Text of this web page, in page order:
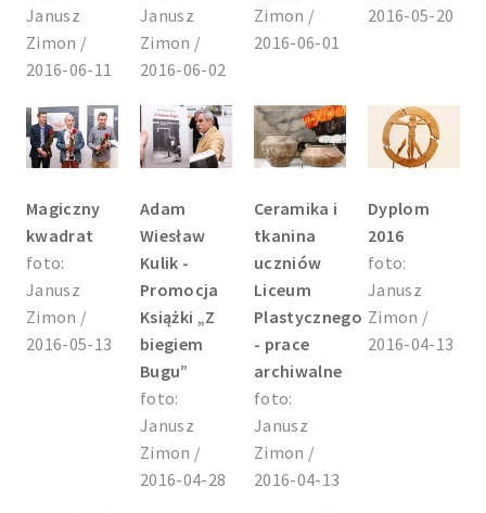
Janusz
Zimon /
2016-06-11
Janusz
Zimon /
2016-06-02
Zimon /
2016-06-01
2016-05-20
Magiczny
kwadrat
foto:
Janusz
Zimon /
2016-05-13
Adam
Wiesław
Kulik -
Promocja
Książki „Z
biegiem
Bugu”
foto:
Janusz
Zimon /
2016-04-28
Ceramika i
tkanina
uczniów
Liceum
Plastycznego
- prace
archiwalne
foto:
Janusz
Zimon /
2016-04-13
Dyplom
2016
foto:
Janusz
Zimon /
2016-04-13